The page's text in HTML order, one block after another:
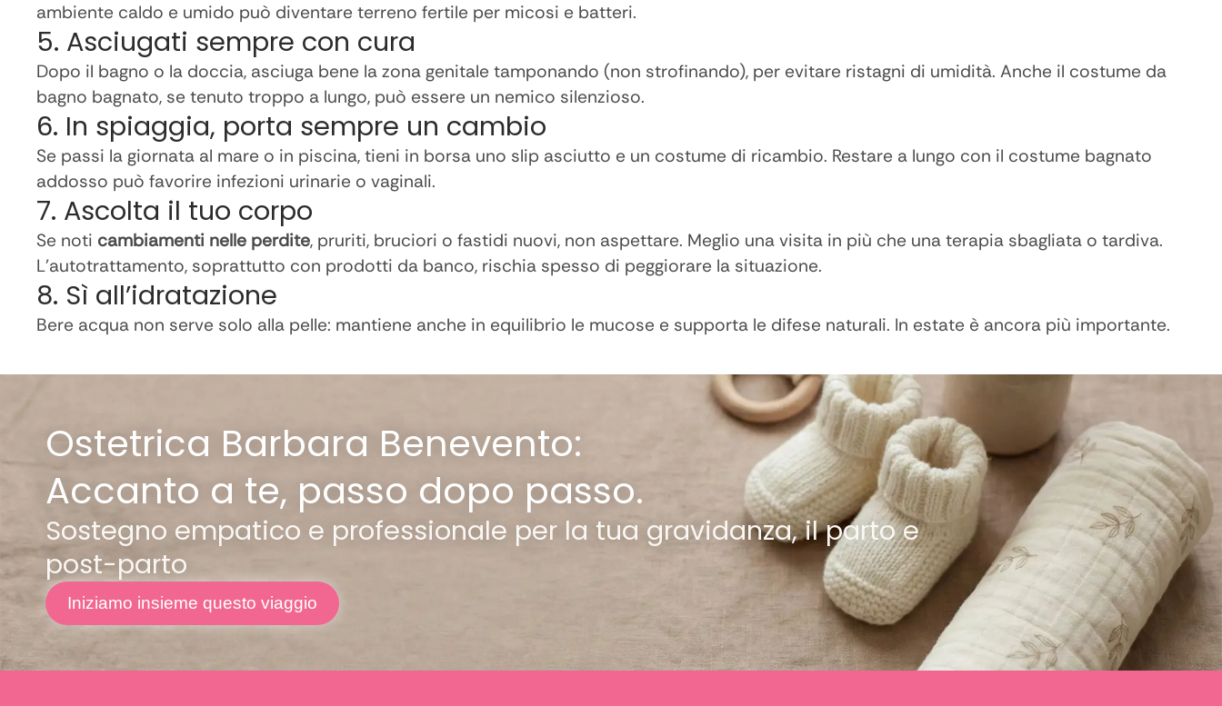
ambiente caldo e umido può diventare terreno fertile per micosi e batteri.
5. Asciugati sempre con cura
Dopo il bagno o la doccia, asciuga bene la zona genitale tamponando (non strofinando), per evitare ristagni di umidità. Anche il costume da
bagno bagnato, se tenuto troppo a lungo, può essere un nemico silenzioso.
6. In spiaggia, porta sempre un cambio
Se passi la giornata al mare o in piscina, tieni in borsa uno slip asciutto e un costume di ricambio. Restare a lungo con il costume bagnato
addosso può favorire infezioni urinarie o vaginali.
7. Ascolta il tuo corpo
Se noti cambiamenti nelle perdite, pruriti, bruciori o fastidi nuovi, non aspettare. Meglio una visita in più che una terapia sbagliata o tardiva.
L’autotrattamento, soprattutto con prodotti da banco, rischia spesso di peggiorare la situazione.
8. Sì all’idratazione
Bere acqua non serve solo alla pelle: mantiene anche in equilibrio le mucose e supporta le difese naturali. In estate è ancora più importante.
Ostetrica Barbara Benevento:
Accanto a te, passo dopo passo.
Sostegno empatico e professionale per la tua gravidanza, il parto e
post-parto
Iniziamo insieme questo viaggio